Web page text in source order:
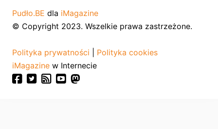
Pudło.BE dla iMagazine
© Copyright 2023. Wszelkie prawa zastrzeżone.
Polityka prywatności
Polityka cookies
iMagazine w Internecie